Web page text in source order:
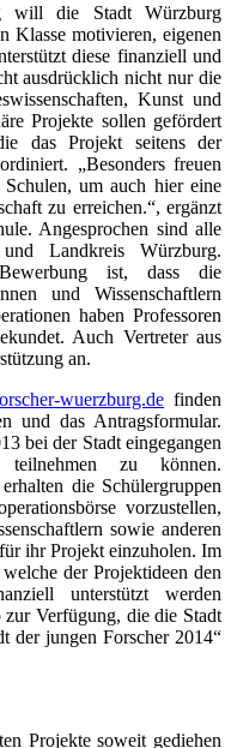
will die Stadt Würzburg
Klasse motivieren, eigenen
diese finanziell und
ausdrücklich nicht nur die
Kunst und
Projekte sollen gefördert
das Projekt seitens der
„Besonders freuen
um auch hier eine
zu erreichen.“, ergänzt
Angesprochen sind alle
Landkreis Würzburg.
ist, dass die
und Wissenschaftlern
haben Professoren
Auch Vertreter aus
an.
wuerzburg.de finden
und das Antragsformular.
bei der Stadt eingegangen
zu können.
die Schülergruppen
vorzustellen,
sowie anderen
ihr Projekt einzuholen. Im
der Projektideen den
unterstützt werden
zur Verfügung, die die Stadt
der jungen Forscher 2014“
Projekte soweit gediehen